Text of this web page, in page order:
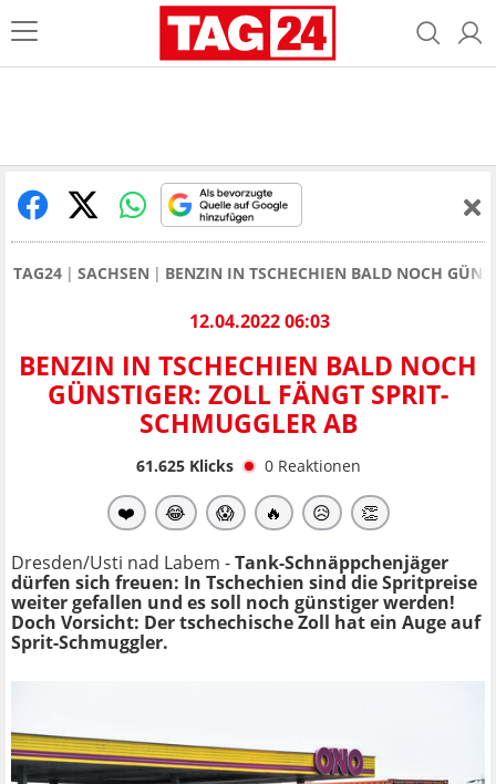
TAG24 SACHSEN BENZIN IN TSCHECHIEN BALD NOCH
12.04.2022 06:03
BENZIN IN TSCHECHIEN BALD NOCH
GÜNSTIGER: ZOLL FÄNGT SPRIT-
SCHMUGGLER AB
61.625Klicks 0 Reaktionen
❤️ 😂 😱 🔥 😥 👏
Dresden/Usti nad Labem -Tank-Schnäppchenjäger
dürfen sich freuen: In Tschechien sind die Spritpreise
weiter gefallen und es soll noch günstiger werden!
Doch Vorsicht: Der tschechische Zoll hat ein Auge auf
Sprit-Schmuggler.